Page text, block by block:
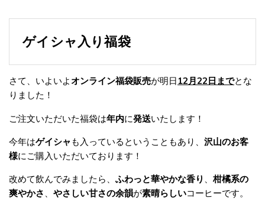
ゲイシャ入り福袋
さて、いよいよオンライン福袋販売が明日 12月22日までとな
りました！
ご注文いただいた福袋は年内に発送いたします！
今年はゲイシャ も入っているということもあり、 沢山のお客
様にご購入いただいております！
改めて飲んでみましたら、 ふわっと華やかな香り 、柑橘系の
爽やかさ 、 やさしい甘さの余韻が素晴らしいコーヒーです。